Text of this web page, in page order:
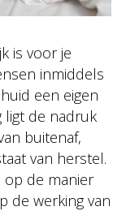
is voor je
inmiddels
een eigen
ligt de nadruk
buitenaf,
van herstel.
op de manier
de werking van